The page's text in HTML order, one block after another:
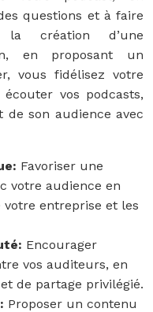
questions et à faire
la création d’une
en proposant un
vous fidélisez votre
vos podcasts,
de son audience avec
Favoriser une
votre audience en
votre entreprise et les
Encourager
vos auditeurs, en
de partage privilégié.
Proposer un contenu